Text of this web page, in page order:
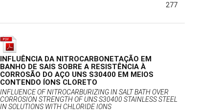
277
INFLUÊNCIA DA NITROCARBONETAÇÃO EM
BANHO DE SAIS SOBRE A RESISTÊNCIA À
CORROSÃO DO AÇO UNS S30400 EM MEIOS
CONTENDO ÍONS CLORETO
INFLUENCE OF NITROCARBURIZING IN SALT BATH OVER
CORROSION STRENGTH OF UNS S30400 STAINLESS STEEL
IN SOLUTIONS WITH CHLORIDE IONS